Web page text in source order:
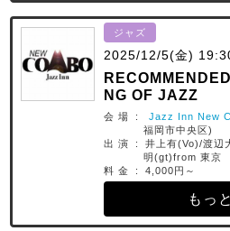
ジャズ
2025/12/5(金)
NG OF JAZZ
会 場 : Jazz Inn New
福岡市中央区)
出 演 : 井上有(Vo)/渡辺
明(gt)from 東京
料 金 : 4,000円～
もっ